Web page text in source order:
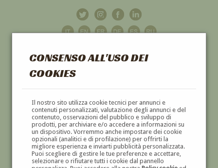
CONSENSO ALL'USO DEI
COOKIES
Il nostro sito utilizza cookie tecnici per annunci e
contenuti personalizzati, valutazione degli annunci e del
contenuto, osservazioni del pubblico e sviluppo di
prodotti, per archiviare e/o accedere a informazioni su
un dispositivo. Vorremmo anche impostare dei cookie
opzionali (analitici e di profilazione) per offrirti la
migliore esperienza e inviarti pubblicità personalizzata.
Puoi scegliere di gestire le tue preferenze e accettare,
selezionare o rifiutare tutti i cookie dal pannello
GALLERIAD'ARTE
DIPINTI E SCULTURE '800 E '900